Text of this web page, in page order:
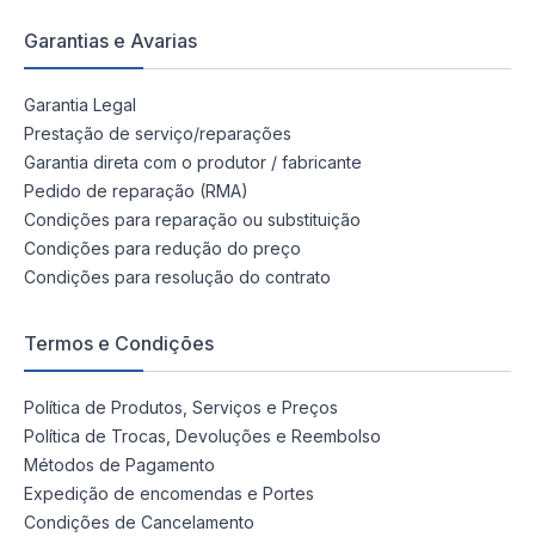
Garantias e Avarias
Garantia Legal
Prestação de serviço/reparações
Garantia direta com o produtor / fabricante
Pedido de reparação (RMA)
Condições para reparação ou substituição
Condições para redução do preço
Condições para resolução do contrato
Termos e Condições
Política de Produtos, Serviços e Preços
Política de Trocas, Devoluções e Reembolso
Métodos de Pagamento
Expedição de encomendas e Portes
Condições de Cancelamento